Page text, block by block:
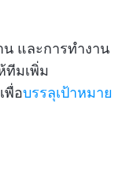
น และการทำงาน
ทีมเพิ่ม
พื่อบรรลุเป้าหมาย